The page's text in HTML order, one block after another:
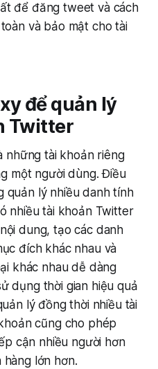
để đăng tweet và cách
và bảo mật cho tài
để quản lý
Twitter
những tài khoản riêng
một người dùng. Điều
quản lý nhiều danh tính
nhiều tài khoản Twitter
dung, tạo các danh
đích khác nhau và
khác nhau dễ dàng
dụng thời gian hiệu quả
lý đồng thời nhiều tài
cũng cho phép
cận nhiều người hơn
lớn hơn.